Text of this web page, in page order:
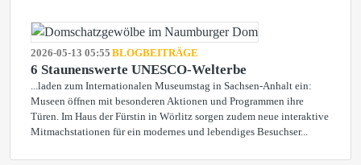
2026-05-13 05:55 BLOGBEITRÄGE
6 Staunenswerte UNESCO-Welterbe
...laden zum Internationalen Museumstag in Sachsen-Anhalt ein:
Museen öffnen mit besonderen Aktionen und Programmen ihre
Türen. Im Haus der Fürstin in Wörlitz sorgen zudem neue interaktive
Mitmachstationen für ein modernes und lebendiges Besuchser...